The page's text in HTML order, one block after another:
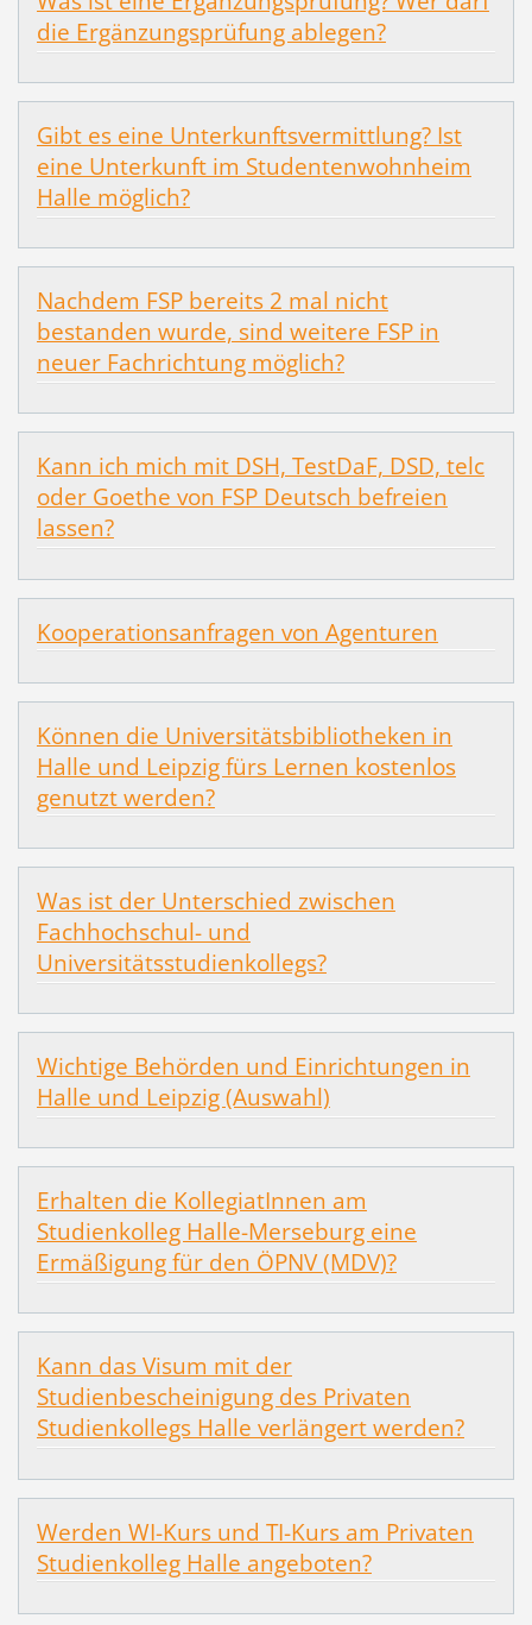
die Ergänzungsprüfung ablegen?
Gibt es eine Unterkunftsvermittlung? Ist
eine Unterkunft im Studentenwohnheim
Halle möglich?
Nachdem FSP bereits 2 mal nicht
bestanden wurde, sind weitere FSP in
neuer Fachrichtung möglich?
Kann ich mich mit DSH, TestDaF, DSD, telc
oder Goethe von FSP Deutsch befreien
lassen?
Kooperationsanfragen von Agenturen
Können die Universitätsbibliotheken in
Halle und Leipzig fürs Lernen kostenlos
genutzt werden?
Was ist der Unterschied zwischen
Fachhochschul- und
Universitätsstudienkollegs?
Wichtige Behörden und Einrichtungen in
Halle und Leipzig (Auswahl)
Erhalten die KollegiatInnen am
Studienkolleg Halle-Merseburg eine
Ermäßigung für den ÖPNV (MDV)?
Kann das Visum mit der
Studienbescheinigung des Privaten
Studienkollegs Halle verlängert werden?
Werden WI-Kurs und TI-Kurs am Privaten
Studienkolleg Halle angeboten?